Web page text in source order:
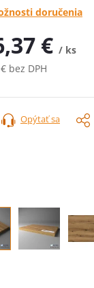
doručenia
€ / ks
bez DPH
Opýtať sa